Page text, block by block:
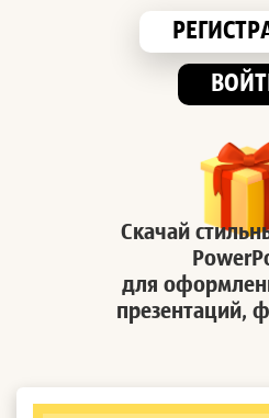
Скачай
для
презентаций,